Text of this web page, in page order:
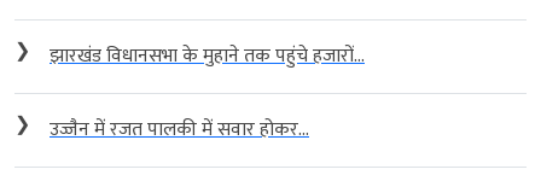
❯ झारखंड विधानसभा के मुहाने तक पहुंचे हजारों...
❯ उज्जैन में रजत पालकी में सवार होकर...